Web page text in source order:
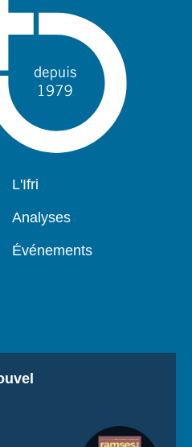
Navigation
L'Ifri
Analyses
Événements